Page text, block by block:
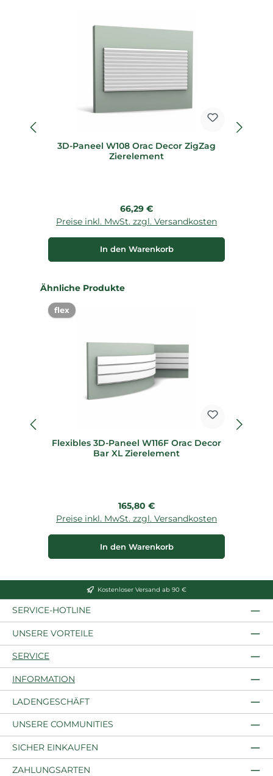
3D-Paneel W108 Orac Decor ZigZag
Zierelement
Regulärer Preis:
66,29 €
Preise inkl. MwSt. zzgl. Versandkosten
In den Warenkorb
Produktgalerie überspringen
Ähnliche Produkte
flex
Flexibles 3D-Paneel W116F Orac Decor
Bar XL Zierelement
Regulärer Preis:
165,80 €
Preise inkl. MwSt. zzgl. Versandkosten
In den Warenkorb
Kostenloser Versand ab 90 €
SERVICE-HOTLINE
UNSERE VORTEILE
SERVICE
INFORMATION
LADENGESCHÄFT
UNSERE COMMUNITIES
SICHER EINKAUFEN
ZAHLUNGSARTEN